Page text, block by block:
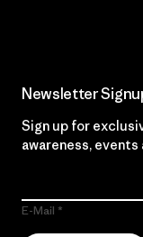
Newsletter
Sign up for
awareness, events
E-Mail